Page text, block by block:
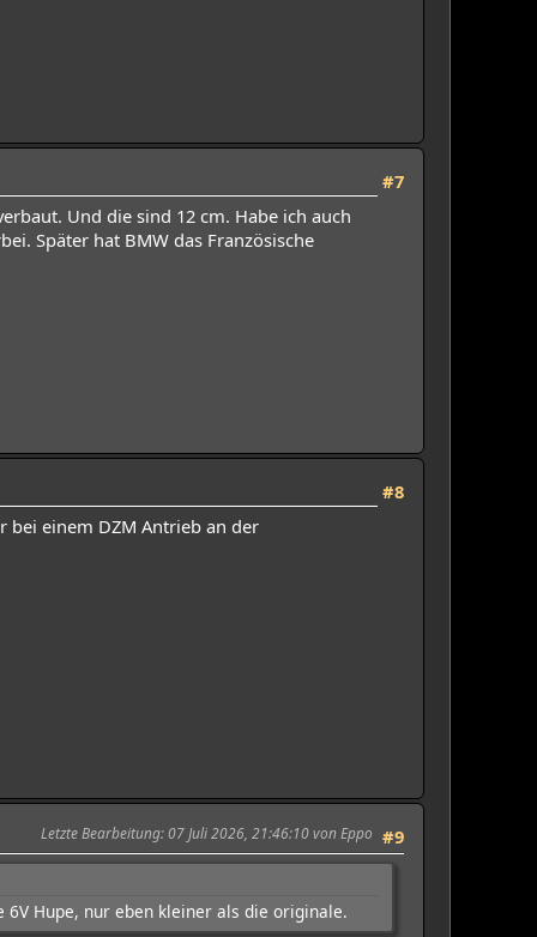
#7
Und die sind 12 cm. Habe ich auch
Später hat BMW das Französische
#8
bei einem DZM Antrieb an der
#9
Letzte Bearbeitung: 07 Juli 2026, 21:46:10 von Eppo
6V Hupe, nur eben kleiner als die originale.